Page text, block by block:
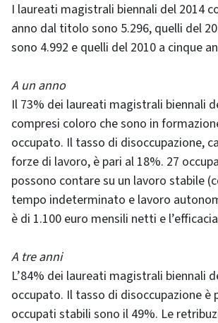
I laureati magistrali biennali del 2014
anno dal titolo sono 5.296, quelli del
sono 4.992 e quelli del 2010 a cinque
A un anno
Il 73% dei laureati magistrali biennali
compresi coloro che sono in
occupato. Il tasso di disoccupazione,
forze di lavoro, è pari al 18%. 27
possono contare su un lavoro stabile
tempo indeterminato e lavoro
è di 1.100 euro mensili netti e
A tre anni
L’84% dei laureati magistrali biennali
occupato. Il tasso di disoccupazione è
occupati stabili sono il 49%. Le